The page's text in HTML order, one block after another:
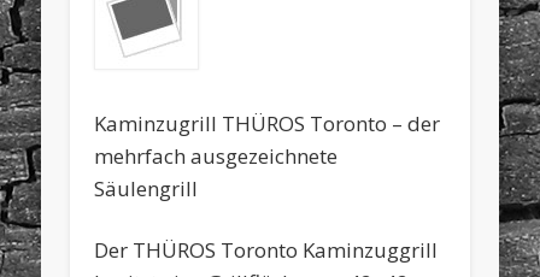
Kaminzugrill THÜROS Toronto – der
mehrfach ausgezeichnete
Säulengrill
Der THÜROS Toronto Kaminzuggrill